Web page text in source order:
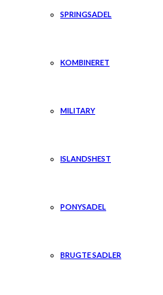
SPRINGSADEL
KOMBINERET
MILITARY
ISLANDSHEST
PONYSADEL
BRUGTE SADLER